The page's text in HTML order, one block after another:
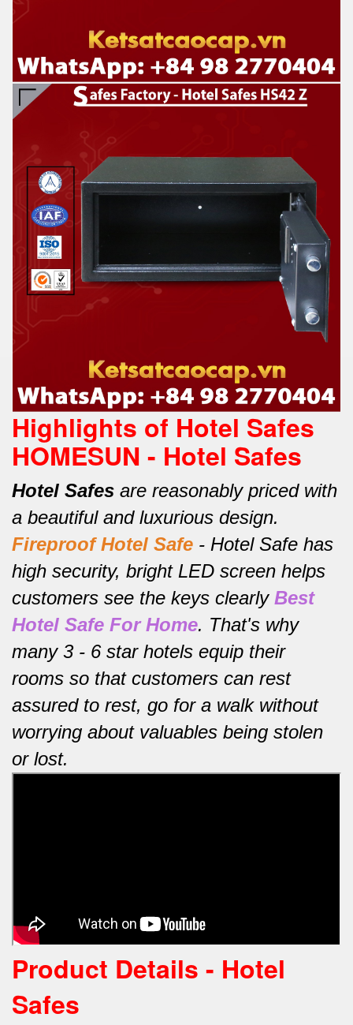
Highlights of Hotel Safes
HOMESUN - Hotel Safes
Hotel Safes are reasonably priced with
a beautiful and luxurious design.
Fireproof Hotel Safe - Hotel Safe has
high security, bright LED screen helps
customers see the keys clearly Best
Hotel Safe For Home. That's why
many 3 - 6 star hotels equip their
rooms so that customers can rest
assured to rest, go for a walk without
worrying about valuables being stolen
or lost.
Product Details - Hotel
Safes